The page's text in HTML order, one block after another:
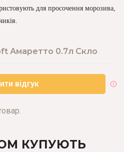
для просочення морозива,
Амаретто 0.7л Скло
відгук
КУПУЮТЬ